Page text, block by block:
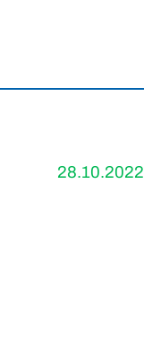
28.10.2022